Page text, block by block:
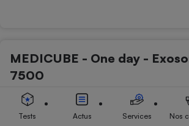
MEDICUBE - One day -
7500
Tests Actus Services Nos